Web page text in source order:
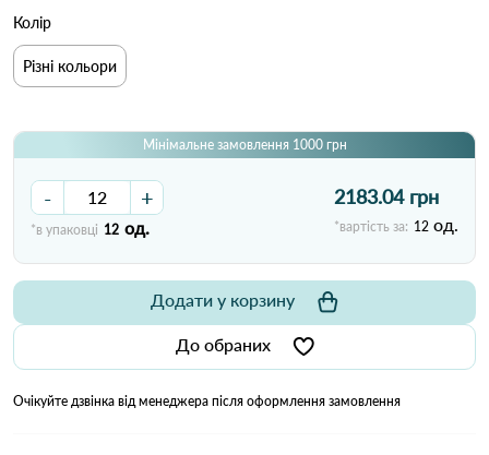
Колір
Різні кольори
Мінімальне замовлення 1000 грн
- +
*в упаковці 12 од.
2183.04 грн
*вартість за: 12 од.
До обраних
Додати у корзину
Очікуйте дзвінка від менеджера після оформлення замовлення